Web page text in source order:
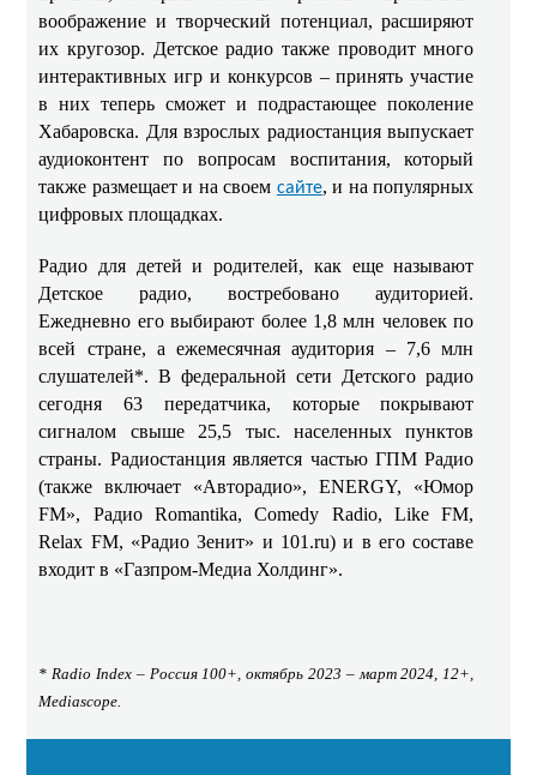
воображение и творческий потенциал, расширяют
их кругозор. Детское радио также проводит много
интерактивных игр и конкурсов – принять участие
в них теперь сможет и подрастающее поколение
Хабаровска. Для взрослых радиостанция выпускает
аудиоконтент по вопросам воспитания, который
также размещает и на своем сайте, и на популярных
цифровых площадках.
Радио для детей и родителей, как еще называют
Детское радио, востребовано аудиторией.
Ежедневно его выбирают более 1,8 млн человек по
всей стране, а ежемесячная аудитория – 7,6 млн
слушателей*. В федеральной сети Детского радио
сегодня 63 передатчика, которые покрывают
сигналом свыше 25,5 тыс. населенных пунктов
страны. Радиостанция является частью ГПМ Радио
(также включает «Авторадио», ENERGY, «Юмор
FM», Радио Romantika, Comedy Radio, Like FM,
Relax FM, «Радио Зенит» и 101.ru) и в его составе
входит в «Газпром-Медиа Холдинг».
* Radio Index – Россия 100+, октябрь 2023 – март 2024, 12+,
Mediascope.